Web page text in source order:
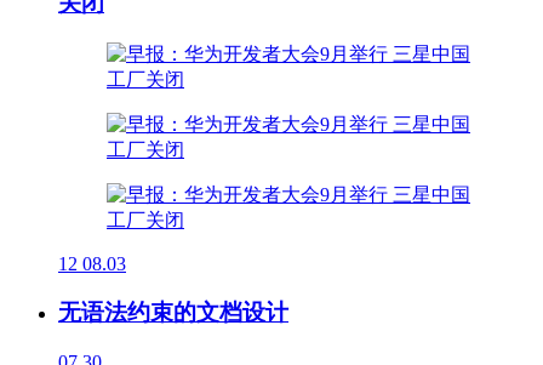
12 08.03
无语法约束的文档设计